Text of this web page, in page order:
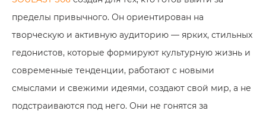
пределы привычного. Он ориентирован на
творческую и активную аудиторию — ярких, стильных
гедонистов, которые формируют культурную жизнь и
современные тенденции, работают с новыми
смыслами и свежими идеями, создают свой мир, а не
подстраиваются под него. Они не гонятся за